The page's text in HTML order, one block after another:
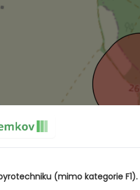
(mimo kategorie F1).